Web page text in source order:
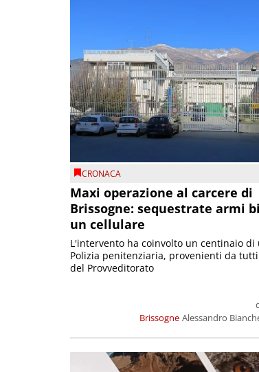
CRONACA
Maxi operazione al carcere di
Brissogne: sequestrate armi
un cellulare
Brissogne Alessandro
L'intervento ha coinvolto un centinaio di
Polizia penitenziaria, provenienti da
del Provveditorato